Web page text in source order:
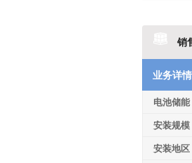
销
业务详情
电池储能
安装规模
安装地区